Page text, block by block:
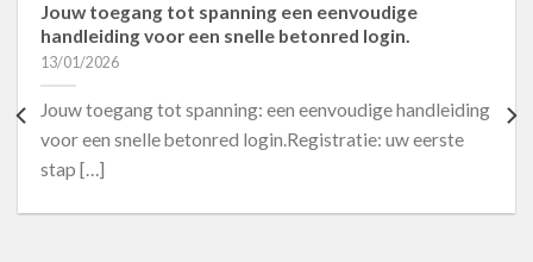
Jouw toegang tot spanning een eenvoudige
handleiding voor een snelle betonred login.
13/01/2026
Jouw toegang tot spanning: een eenvoudige handleiding
voor een snelle betonred login.Registratie: uw eerste
stap […]